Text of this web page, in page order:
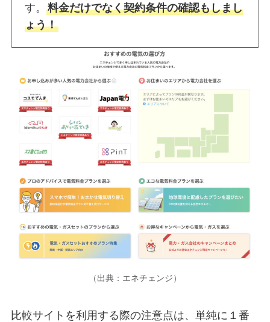
す。料金だけでなく契約条件の確認もしまし
ょう！
（出典：エネチェンジ）
比較サイトを利用する際の注意点は、単純に１番